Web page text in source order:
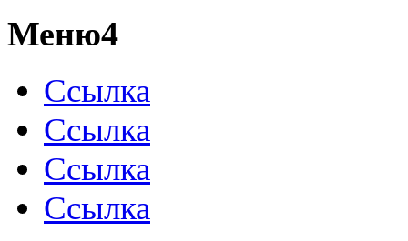
Меню4
Ссылка
Ссылка
Ссылка
Ссылка